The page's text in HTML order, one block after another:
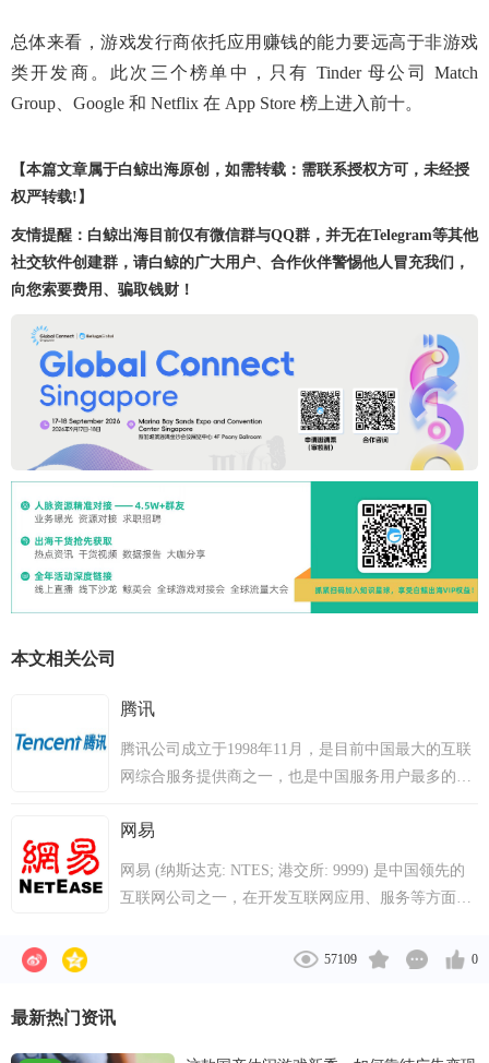
总体来看，游戏发行商依托应用赚钱的能力要远高于非游戏
类开发商。此次三个榜单中，只有 Tinder 母公司 Match
Group、Google 和 Netflix 在 App Store 榜上进入前十。
【本篇文章属于白鲸出海原创，如需转载：需联系授权方可，未经授
权严转载!】
友情提醒：白鲸出海目前仅有微信群与QQ群，并无在Telegram等其他
社交软件创建群，请白鲸的广大用户、合作伙伴警惕他人冒充我们，
向您索要费用、骗取钱财！
本文相关公司
腾讯
腾讯公司成立于1998年11月，是目前中国最大的互联
网综合服务提供商之一，也是中国服务用户最多的互
以用户价值为依归的经营理念，始终处于稳健、高速
发展的状态。2004年6月16日，腾讯公司在香港联交
所主板公开上市（股票代号700）。
网易
网易 (纳斯达克: NTES; 港交所: 9999) 是中国领先的
互联网公司之一，在开发互联网应用、服务等方面始
技创新缔造美好生活”的愿景，网易利用最先进的互联
57109 0
最新热门资讯